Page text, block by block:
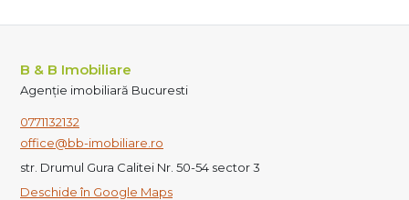
B & B Imobiliare
Agenție imobiliară Bucuresti
0771132132
office@bb-imobiliare.ro
str. Drumul Gura Calitei Nr. 50-54 sector 3
Deschide în Google Maps